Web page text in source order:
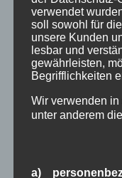
der Allgäu-
einen Blick.
Skipässe und
integrierten
nach:
Neueste Beiträge
Oberstdorf im
verwendet
soll sowohl für
unsere Kunden
lesbar und
gewährleisten,
Begrifflichkeiten
Wir verwenden
unter anderem
a)